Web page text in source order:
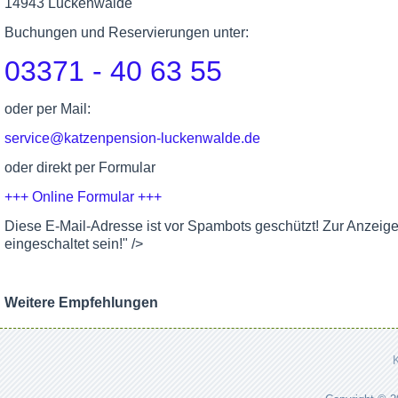
14943 Luckenwalde
Buchungen und Reservierungen unter:
03371 - 40 63 55
oder per Mail:
service@katzenpension-luckenwalde.de
oder direkt per Formular
+++ Online Formular +++
Diese E-Mail-Adresse ist vor Spambots geschützt! Zur
eingeschaltet sein!" />
Weitere Empfehlungen